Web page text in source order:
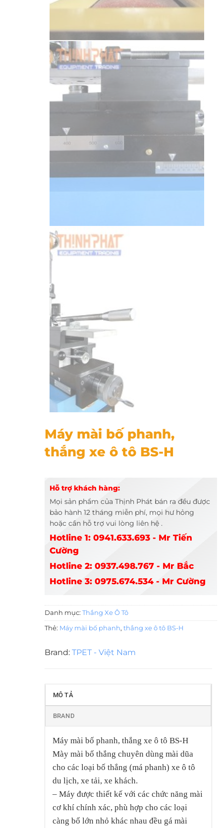
Máy mài bố phanh,
thắng xe ô tô BS-H
Hỗ trợ khách hàng:
Mọi sản phẩm của Thịnh Phát bán ra đều được
bảo hành 12 tháng miễn phí, mọi hư hỏng
hoặc cần hỗ trợ vui lòng liên hệ .
Hotline 1: 0941.633.693 - Mr Tiến
Cường
Hotline 2: 0937.498.767 - Mr Bắc
Hotline 3: 0975.674.534 - Mr Cường
Danh mục: Thắng Xe Ô Tô
Thẻ: Máy mài bố phanh, thắng xe ô tô BS-H
Brand: TPET - Việt Nam
MÔ TẢ
BRAND
Máy mài bố phanh, thắng xe ô tô BS-H
Mày mài bố thắng chuyên dùng mài dũa
cho các loại bố thắng (má phanh) xe ô tô
du lịch, xe tải, xe khách.
– Máy được thiết kế với các chức năng mài
cơ khí chính xác, phù hợp cho các loại
càng bố lớn nhỏ khác nhau đều gá mài